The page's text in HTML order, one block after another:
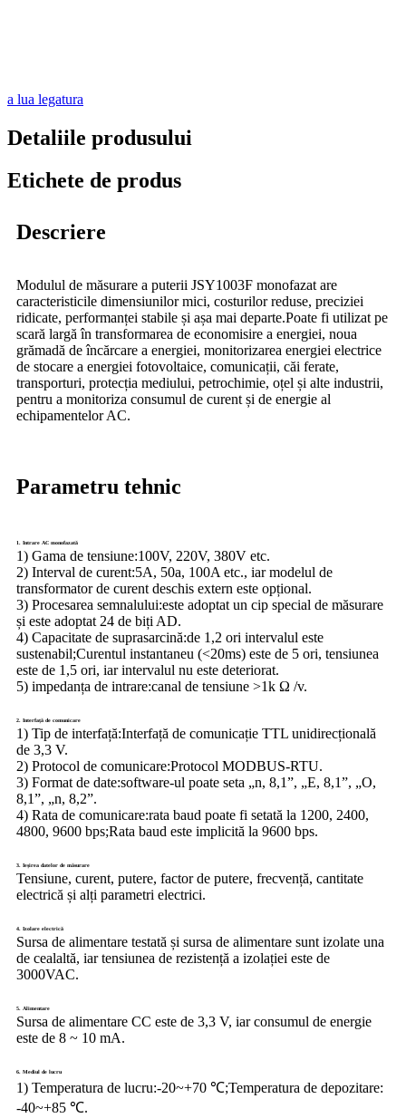
a lua legatura
Detaliile produsului
Etichete de produs
Descriere
Modulul de măsurare a puterii JSY1003F monofazat are
caracteristicile dimensiunilor mici, costurilor reduse, preciziei
ridicate, performanței stabile și așa mai departe.Poate fi utilizat pe
scară largă în transformarea de economisire a energiei, noua
grămadă de încărcare a energiei, monitorizarea energiei electrice
de stocare a energiei fotovoltaice, comunicații, căi ferate,
transporturi, protecția mediului, petrochimie, oțel și alte industrii,
pentru a monitoriza consumul de curent și de energie al
echipamentelor AC.
Parametru tehnic
1. Intrare AC monofazată
1) Gama de tensiune:100V, 220V, 380V etc.
2) Interval de curent:5A, 50a, 100A etc., iar modelul de
transformator de curent deschis extern este opțional.
3) Procesarea semnalului:este adoptat un cip special de măsurare
și este adoptat 24 de biți AD.
4) Capacitate de suprasarcină:de 1,2 ori intervalul este
sustenabil;Curentul instantaneu (<20ms) este de 5 ori, tensiunea
este de 1,5 ori, iar intervalul nu este deteriorat.
5) impedanța de intrare:canal de tensiune >1k Ω /v.
2. Interfață de comunicare
1) Tip de interfață:Interfață de comunicație TTL unidirecțională
de 3,3 V.
2) Protocol de comunicare:Protocol MODBUS-RTU.
3) Format de date:software-ul poate seta „n, 8,1”, „E, 8,1”, „O,
8,1”, „n, 8,2”.
4) Rata de comunicare:rata baud poate fi setată la 1200, 2400,
4800, 9600 bps;Rata baud este implicită la 9600 bps.
3. Ieșirea datelor de măsurare
Tensiune, curent, putere, factor de putere, frecvență, cantitate
electrică și alți parametri electrici.
4. Izolare electrică
Sursa de alimentare testată și sursa de alimentare sunt izolate una
de cealaltă, iar tensiunea de rezistență a izolației este de
3000VAC.
5. Alimentare
Sursa de alimentare CC este de 3,3 V, iar consumul de energie
este de 8 ~ 10 mA.
6. Mediul de lucru
1) Temperatura de lucru:-20~+70 ℃;Temperatura de depozitare:
-40~+85 ℃.